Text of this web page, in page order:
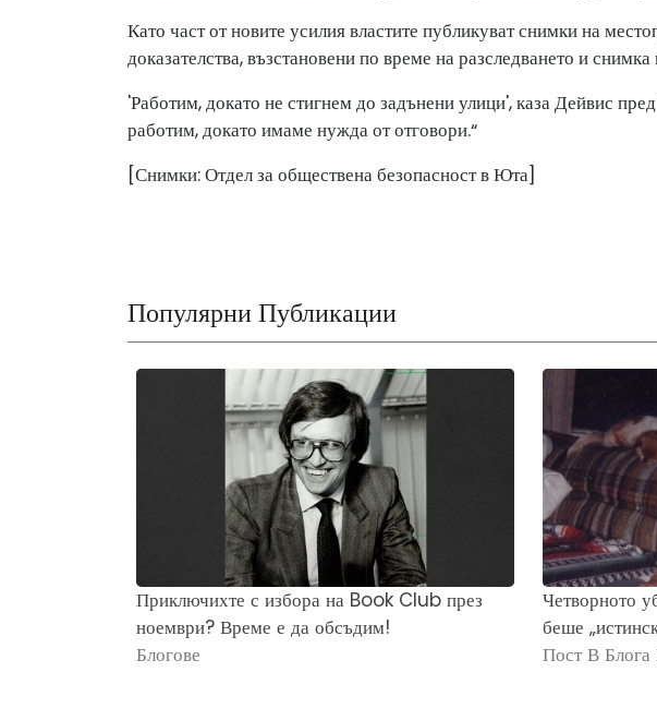
Като част от новите усилия властите публикуват снимки на
доказателства, възстановени по време на разследването и
'Работим, докато не стигнем до задънени улици', каза Дейвис
работим, докато имаме нужда от отговори.“
[Снимки: Отдел за обществена безопасност в Юта]
Популярни Публикации
Приключихте с избора на Book Club през
ноември? Време е да обсъдим!
Блогове
Четворното
беше
Пост В Блога